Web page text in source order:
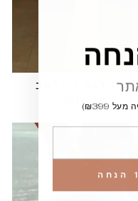
₪399)
סט דגם ני-לאב
280.00 ₪